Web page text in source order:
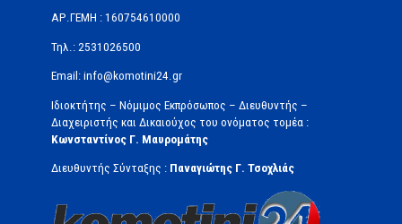
ΑΡ.ΓΕΜΗ : 160754610000
Τηλ.: 2531026500
Email: info@komotini24.gr
Ιδιοκτήτης – Νόμιμος Εκπρόσωπος – Διευθυντής –
Διαχειριστής και Δικαιούχος του ονόματος τομέα :
Κωνσταντίνος Γ. Μαυρομάτης
Διευθυντής Σύνταξης : Παναγιώτης Γ. Τσοχλιάς